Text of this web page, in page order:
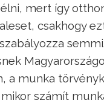
mert így
csakhogy
a munka
számít